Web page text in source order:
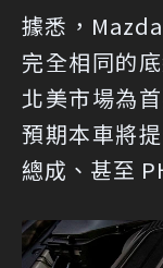
據悉，
完全相同的
北美市場為
預期本車將
總成、甚至